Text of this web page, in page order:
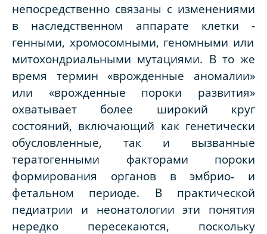
непосредственно связаны с изменениями
в наследственном аппарате клетки -
генными, хромосомными, геномными или
митохондриальными мутациями. В то же
время термин «врожденные аномалии»
или «врожденные пороки развития»
охватывает более широкий круг
состояний, включающий как генетически
обусловленные, так и вызванные
тератогенными факторами пороки
формирования органов в эмбрио‑ и
фетальном периоде. В практической
педиатрии и неонатологии эти понятия
нередко пересекаются, поскольку